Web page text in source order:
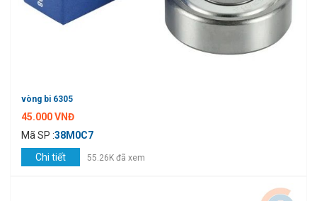
vòng bi 6305
45.000 VNĐ
Mã SP :38M0C7
Chi tiết
55.26K đã xem